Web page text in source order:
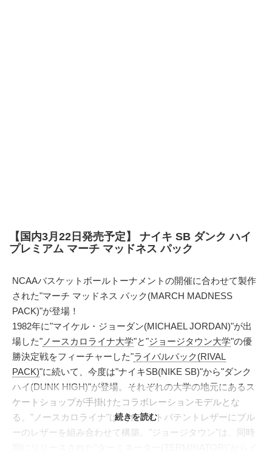
【国内3月22日発売予定】 ナイキ SB ダンク ハイ
プレミアム マーチ マッドネス パック
NCAAバスケットボールトーナメントの開催に合わせて製作
された"マーチ マッドネス パック(MARCH MADNESS
PACK)"が登場！
1982年に"マイケル・ジョーダン(MICHAEL JORDAN)"が出
場した" ノースカロライナ大学"と"ジョージタウン大学"の優
勝決定戦をフィーチャーした"ライバルパック(RIVAL
PACK)"に続いて、今度は"ナイキSB(NIKE SB)"から"ダンク
ハイ(DUNK HIGH)"が登場。それぞれの大学の地元にあるス
ケートショップが手掛けたコラボレーションモデルとな
る。"ノースカロライナ"は、ホワイトパテントレザーにブル
ーのレザーを組み合わせて構築。"ジョージタウン"は、同時
続きを読む